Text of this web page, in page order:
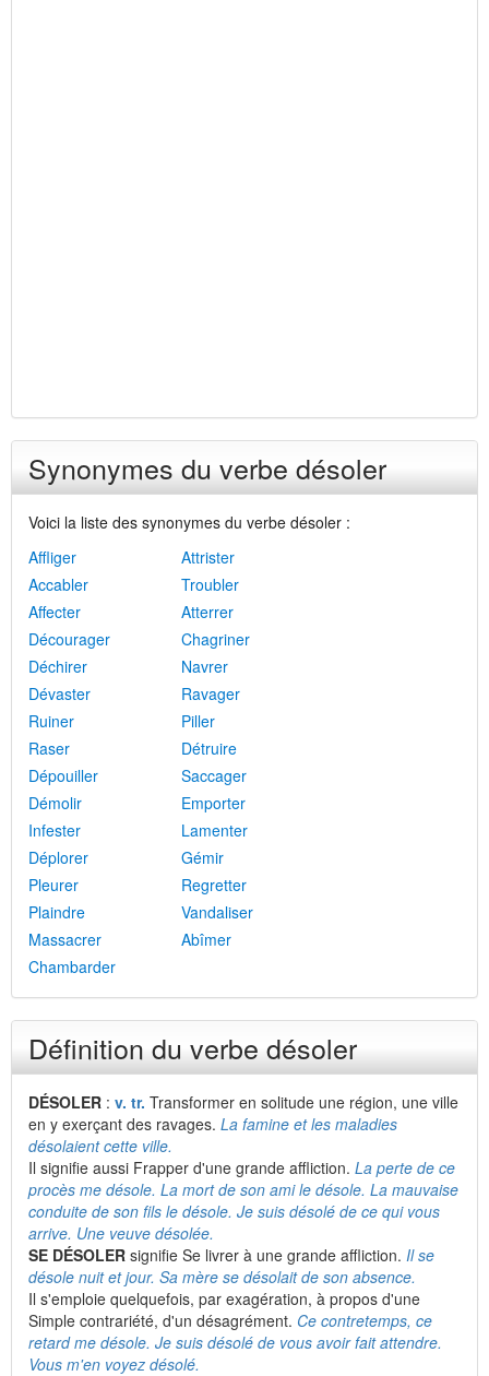
Synonymes du verbe désoler
Voici la liste des synonymes du verbe désoler :
Affliger
Attrister
Accabler
Troubler
Affecter
Atterrer
Décourager
Chagriner
Déchirer
Navrer
Dévaster
Ravager
Ruiner
Piller
Raser
Détruire
Dépouiller
Saccager
Démolir
Emporter
Infester
Lamenter
Déplorer
Gémir
Pleurer
Regretter
Plaindre
Vandaliser
Massacrer
Abîmer
Chambarder
Définition du verbe désoler
DÉSOLER : v. tr. Transformer en solitude une région, une ville
en y exerçant des ravages. La famine et les maladies
désolaient cette ville.
Il signifie aussi Frapper d'une grande affliction. La perte de ce
procès me désole. La mort de son ami le désole. La mauvaise
conduite de son fils le désole. Je suis désolé de ce qui vous
arrive. Une veuve désolée.
SE DÉSOLER signifie Se livrer à une grande affliction. Il se
désole nuit et jour. Sa mère se désolait de son absence.
Il s'emploie quelquefois, par exagération, à propos d'une
Simple contrariété, d'un désagrément. Ce contretemps, ce
retard me désole. Je suis désolé de vous avoir fait attendre.
Vous m'en voyez désolé.